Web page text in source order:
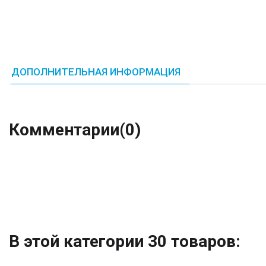
ДОПОЛНИТЕЛЬНАЯ ИНФОРМАЦИЯ
Комментарии(0)
В этой категории 30 товаров: